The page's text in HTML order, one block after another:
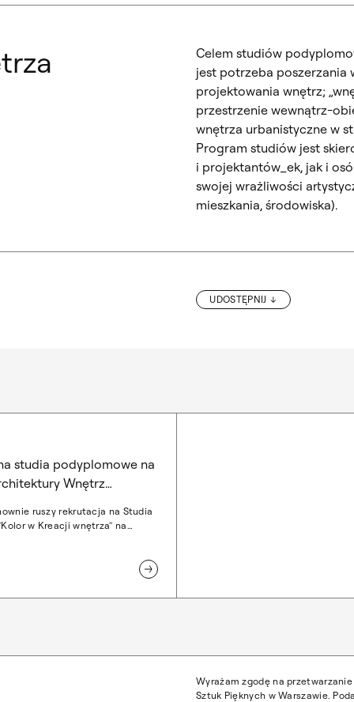
Celem studiów
jest potrzeba poszerzania
projektowania wnętrz;
przestrzenie wewnątrz-
wnętrza urbanistyczne w
Program studiów jest
i projektantów_ek, jak i
swojej wrażliwości
mieszkania, środowiska).
UDOSTĘPNIJ
„JÓZEF CZAPSKI. GRZEGORZ
studia podyplomowe na
Wnętrz
ruszy rekrutacja na Studia
w Kreacji wnętrza" na
zostanie
Spotkanie informacyjne
Wyrażam zgodę na
Sztuk Pięknych w Warszawie.